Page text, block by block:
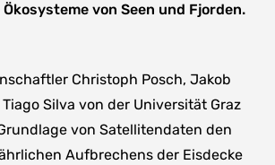
von Seen und Fjorden.
Christoph Posch, Jakob
Silva von der Universität Graz
von Satellitendaten den
Aufbrechens der Eisdecke